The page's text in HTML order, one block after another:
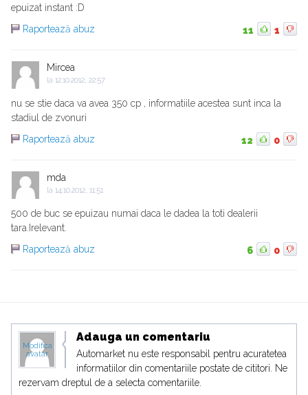
epuizat instant :D
Raportează abuz
11 1
Mircea
la 12.10.2012, 22:57
nu se stie daca va avea 350 cp , informatiile acestea sunt inca la
stadiul de zvonuri
Raportează abuz
12 0
mda
la 14.10.2012, 11:51
500 de buc se epuizau numai daca le dadea la toti dealerii
tara.Irelevant.
Raportează abuz
6 0
Modifica
avatar
Adauga un comentariu
Automarket nu este responsabil pentru acuratetea
informatiilor din comentariile postate de cititori. Ne
rezervam dreptul de a selecta comentariile.